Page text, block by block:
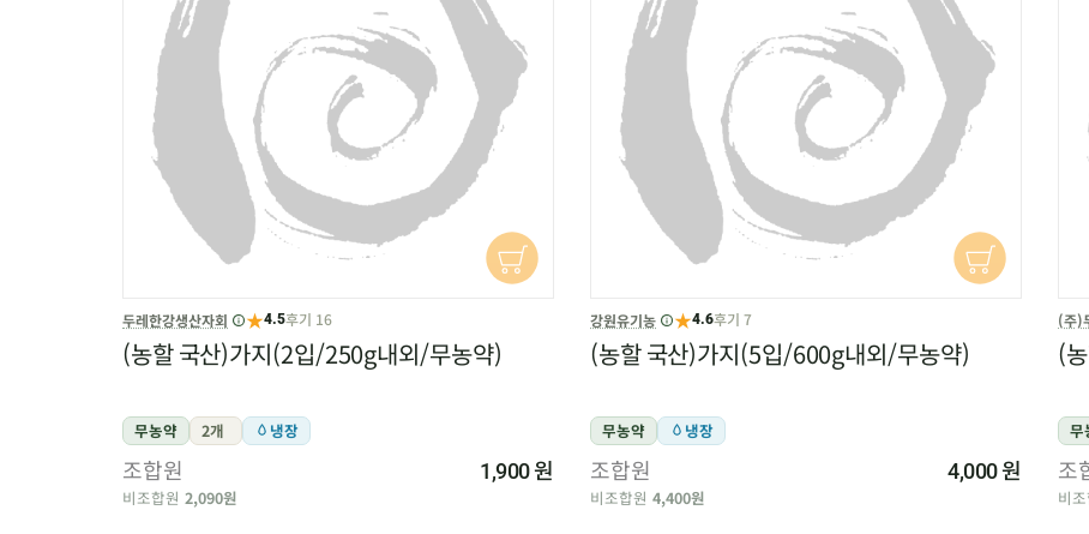
두레한강생산자회 ★4.5후기 16
(농할 국산)가지(2입/250g내외/무농약)
무농약 2개 냉장
조합원 1,900원
비조합원 2,090원
강원유기농 ★4.6후기 7
(농할 국산)가지(5입/600g내외/무농약)
무농약 냉장
조합원 4,000원
비조합원 4,400원
(주)
(
무
조
비